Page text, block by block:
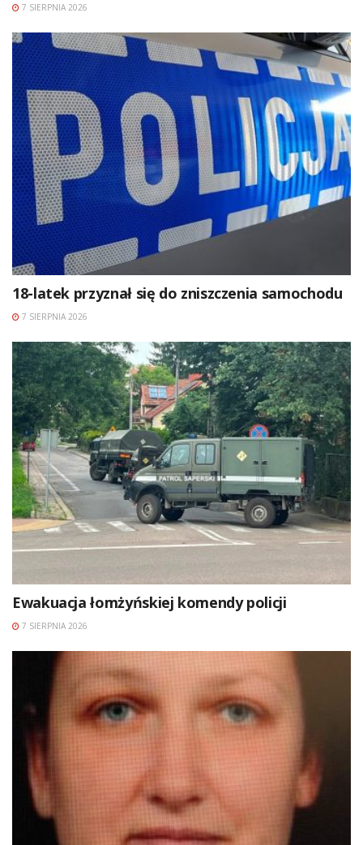
7 SIERPNIA 2026
18-latek przyznał się do zniszczenia samochodu
7 SIERPNIA 2026
Ewakuacja łomżyńskiej komendy policji
7 SIERPNIA 2026